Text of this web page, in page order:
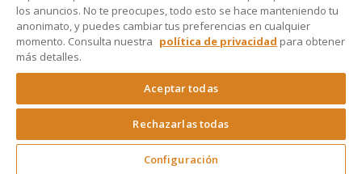
Accesibilidad
Copyright © 2024 Rocket Lawyer
los anuncios. No te preocupes, todo esto se hace manteniendo tu
anonimato, y puedes cambiar tus preferencias en cualquier
momento. Consulta nuestra política de privacidad para obtener
más detalles.
Aceptar todas
Rechazarlas todas
Configuración